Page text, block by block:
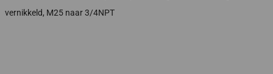
vernikkeld, M25 naar 3/4NPT